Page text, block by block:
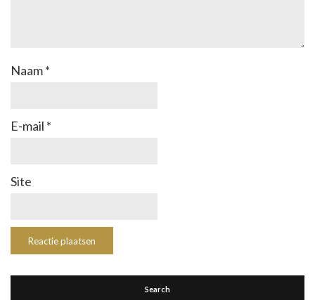
Naam*
E-mail *
Site
Search